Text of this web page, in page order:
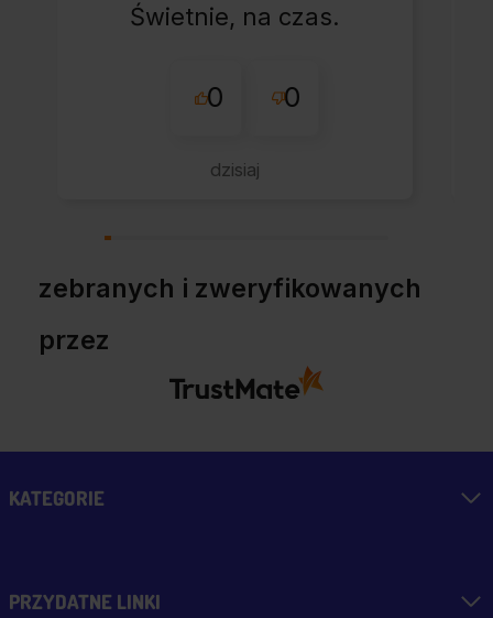
Świetnie, na czas.
0 0
dzisiaj
zebranych i zweryfikowanych
przez
KATEGORIE
PRZYDATNE LINKI